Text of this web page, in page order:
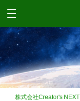
株式会社Creator's NEXT